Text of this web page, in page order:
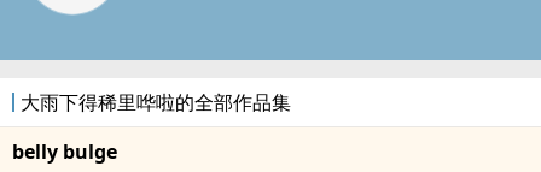
大雨下得稀里哗啦的全部作品集
belly bulge